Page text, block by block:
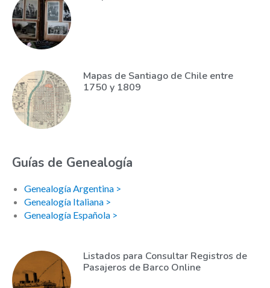
Mapas de Santiago de Chile entre
1750 y 1809
Guías de Genealogía
Genealogía Argentina >
Genealogía Italiana >
Genealogía Española >
Listados para Consultar Registros de
Pasajeros de Barco Online